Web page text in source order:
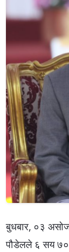
बुधबार, ०३
पौडेलले ६ सय ७०